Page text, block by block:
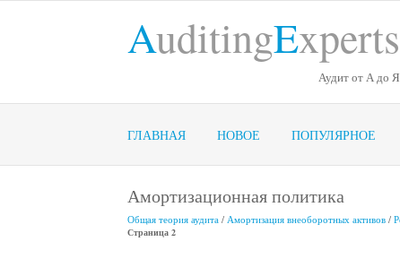
AuditingExperts
Аудит от А до Я
ГЛАВНАЯ НОВОЕ ПОПУЛЯРНОЕ
Амортизационная политика
Общая теория аудита / Амортизация внеоборотных активов /
Страница 2